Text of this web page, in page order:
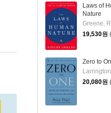
Laws of
Nature
Greene,
19,530원
Zero to
20,080원